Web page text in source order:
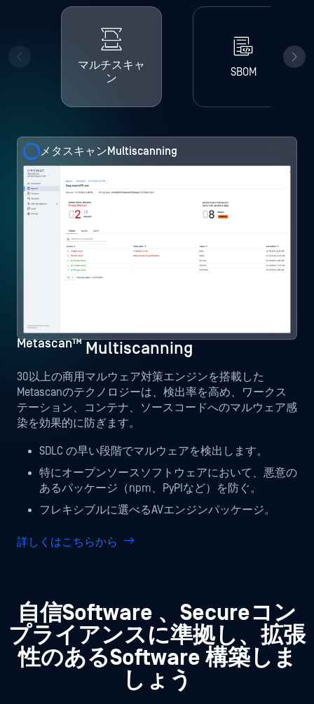
マルチスキャ
ン
SBOM
Metascan™ Multiscanning
30以上の商用マルウェア対策エンジンを搭載した
Metascanのテクノロジーは、検出率を高め、ワークス
テーション、コンテナ、ソースコードへのマルウェア感
染を効果的に防ぎます。
SDLC の早い段階でマルウェアを検出します。
特にオープンソースソフトウェアにおいて、悪意の
あるパッケージ（npm、PyPIなど）を防ぐ。
フレキシブルに選べるAVエンジンパッケージ。
詳しくはこちらから
メタスキャンMultiscanning
自信Software 、Secureコン
プライアンスに準拠し、拡張
性のあるSoftware 構築しま
しょう